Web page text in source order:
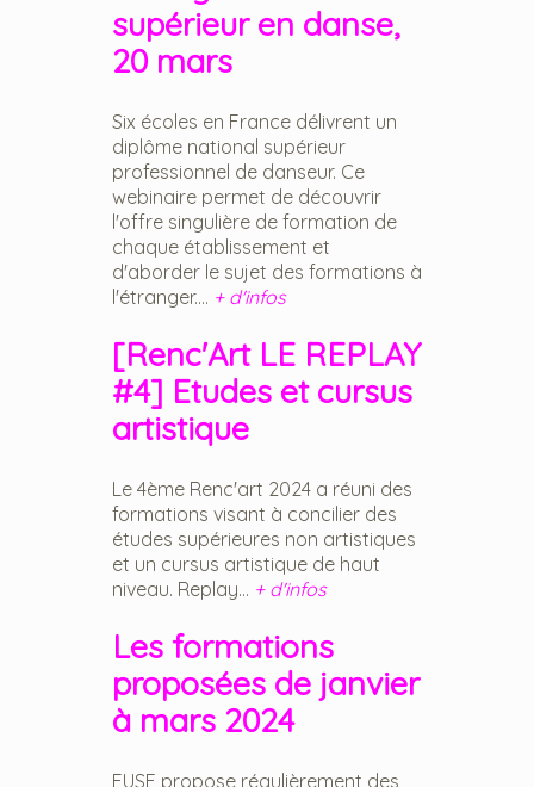
supérieur en danse,
20 mars
Six écoles en France délivrent un
diplôme national supérieur
professionnel de danseur. Ce
webinaire permet de découvrir
l'offre singulière de formation de
chaque établissement et
d'aborder le sujet des formations à
l'étranger.... + d'infos
[Renc'Art LE REPLAY
#4] Etudes et cursus
artistique
Le 4ème Renc'art 2024 a réuni des
formations visant à concilier des
études supérieures non artistiques
et un cursus artistique de haut
niveau. Replay... + d'infos
Les formations
proposées de janvier
à mars 2024
FUSE propose régulièrement des